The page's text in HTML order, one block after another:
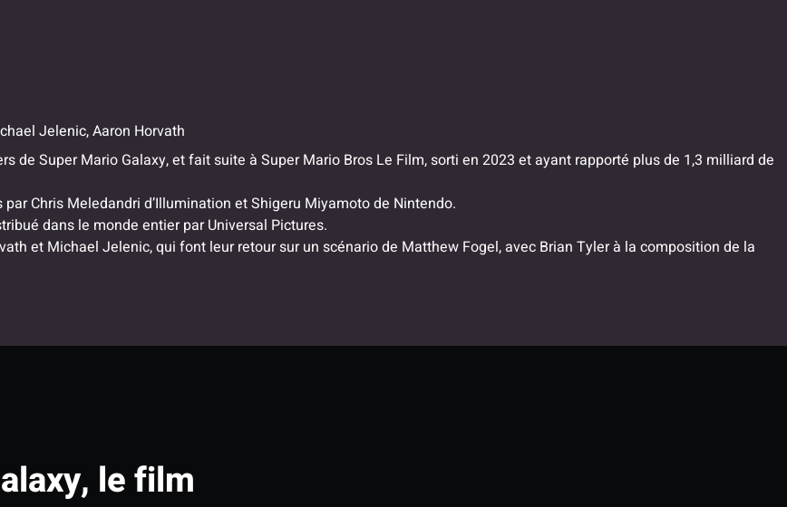
Jelenic, Aaron Horvath
de Super Mario Galaxy, et fait suite à Super Mario Bros Le Film, sorti en 2023 et ayant rapporté plus de 1,3 milliard de
Chris Meledandri d’Illumination et Shigeru Miyamoto de Nintendo.
dans le monde entier par Universal Pictures.
et Michael Jelenic, qui font leur retour sur un scénario de Matthew Fogel, avec Brian Tyler à la composition de la
le film